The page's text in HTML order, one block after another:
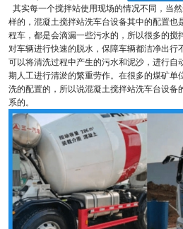
其实每一个搅拌站使用现场的情况不同，当
样的，混凝土搅拌站洗车台设备其中的配置也
程车，都是会滴漏一些污水的，所以很多的搅
对车辆进行快速的脱水，保障车辆都洁净出行
可以将清洗过程中产生的污水和泥沙，进行自
期人工进行清淤的繁重劳作。在很多的煤矿单
洗的配置的，所以说混凝土搅拌站洗车台设备
系的。